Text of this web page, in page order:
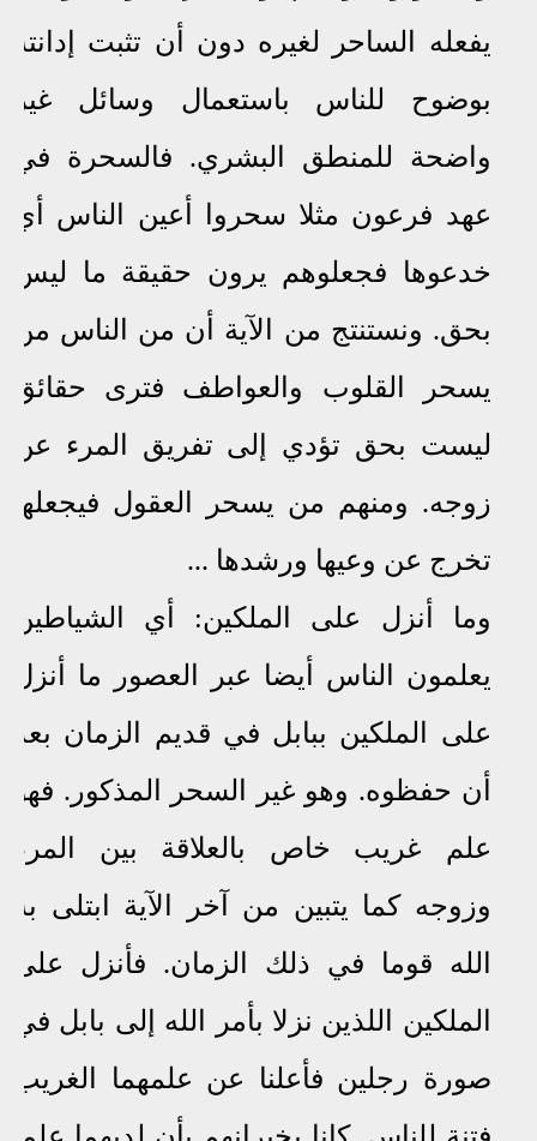
يفعله الساحر لغيره دون أن تثبت إدانته
بوضوح للناس باستعمال وسائل غير
واضحة للمنطق البشري. فالسحرة في
عهد فرعون مثلا سحروا أعين الناس أي
خدعوها فجعلوهم يرون حقيقة ما ليس
بحق. ونستنتج من الآية أن من الناس من
يسحر القلوب والعواطف فترى حقائق
ليست بحق تؤدي إلى تفريق المرء عن
زوجه. ومنهم من يسحر العقول فيجعلها
تخرج عن وعيها ورشدها ...
وما أنزل على الملكين: أي الشياطين
يعلمون الناس أيضا عبر العصور ما أنزل
على الملكين ببابل في قديم الزمان بعد
أن حفظوه. وهو غير السحر المذكور. فهو
علم غريب خاص بالعلاقة بين المرء
وزوجه كما يتبين من آخر الآية ابتلى به
الله قوما في ذلك الزمان. فأنزل على
الملكين اللذين نزلا بأمر الله إلى بابل في
صورة رجلين فأعلنا عن علمهما الغريب